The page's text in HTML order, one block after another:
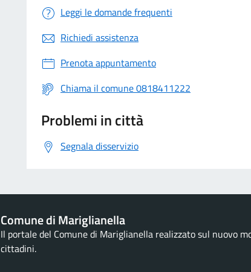
Leggi le domande frequenti
Richiedi assistenza
Prenota appuntamento
Chiama il comune 0818411222
Problemi in città
Segnala disservizio
Comune di Mariglianella
Il portale del Comune di Mariglianella realizzato sul nuovo
cittadini.